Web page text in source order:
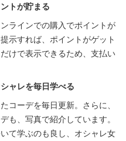
トが貯まる
ラインでの購入でポイントが
示すれば、ポイントがゲット
けで表示できるため、支払い
ャレを毎日学べる
コーデを毎日更新。さらに、
も、写真で紹介しています。
て学ぶのも良し、オシャレ女